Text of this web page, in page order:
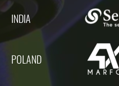
INDIA
POLAND